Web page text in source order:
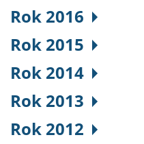
Rok 2016
Rok 2015
Rok 2014
Rok 2013
Rok 2012